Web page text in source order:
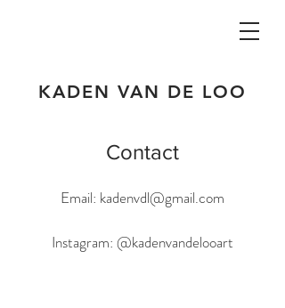
KADEN VAN DE LOO
Contact
Email: kadenvdl@gmail.com
Instagram: @kadenvandelooart